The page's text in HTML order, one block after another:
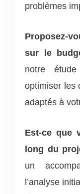
problèmes
Proposez-
sur le
notre
optimiser les
adaptés à
Est-ce que
long du
un
l’analyse